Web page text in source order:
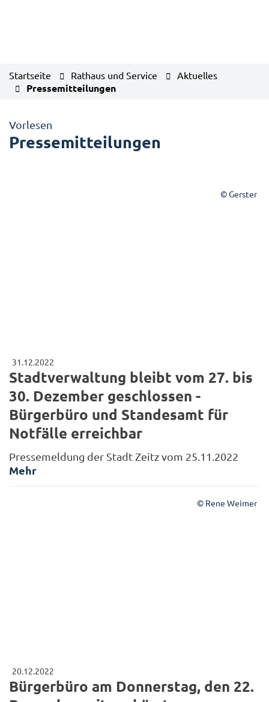
Startseite Rathaus und Service Aktuelles
Pressemitteilungen
Vorlesen
Pressemitteilungen
© Gerster
31.12.2022
Stadtverwaltung bleibt vom 27. bis
30. Dezember geschlossen -
Bürgerbüro und Standesamt für
Notfälle erreichbar
Pressemeldung der Stadt Zeitz vom 25.11.2022
Mehr
© Rene Weimer
20.12.2022
Bürgerbüro am Donnerstag, den 22.